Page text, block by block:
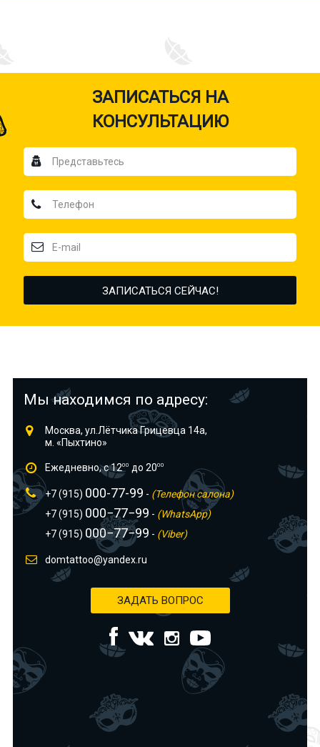
ЗАПИСАТЬСЯ НА
КОНСУЛЬТАЦИЮ
Мы находимся по адресу:
Москва, ул.Лётчика Грицевца 14а,
м. «Пыхтино»
Ежедневно, с 1200 до 2000
+7 (915) 000-77-99 - (Телефон салона)
+7 (915) 000−77−99 - (WhatsApp)
+7 (915) 000−77−99 - (Viber)
domtattoo@yandex.ru
ЗАДАТЬ ВОПРОС